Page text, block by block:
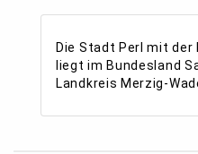
Die Stadt Perl mit
liegt im Bundesland
Landkreis Merzig-